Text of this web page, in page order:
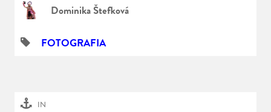
Dominika Štefková
FOTOGRAFIA
IN